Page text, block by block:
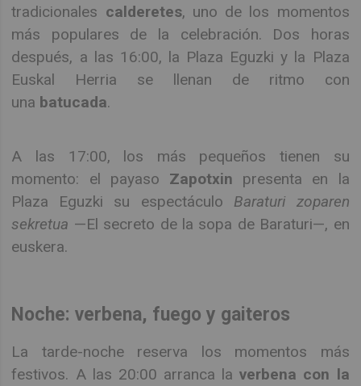
tradicionales calderetes, uno de los momentos
más populares de la celebración. Dos horas
después, a las 16:00, la Plaza Eguzki y la Plaza
Euskal Herria se llenan de ritmo con
una batucada.
A las 17:00, los más pequeños tienen su
momento: el payaso Zapotxin presenta en la
Plaza Eguzki su espectáculo Baraturi zoparen
sekretua —El secreto de la sopa de Baraturi—, en
euskera.
Noche: verbena, fuego y gaiteros
La tarde-noche reserva los momentos más
festivos. A las 20:00 arranca laverbena con la